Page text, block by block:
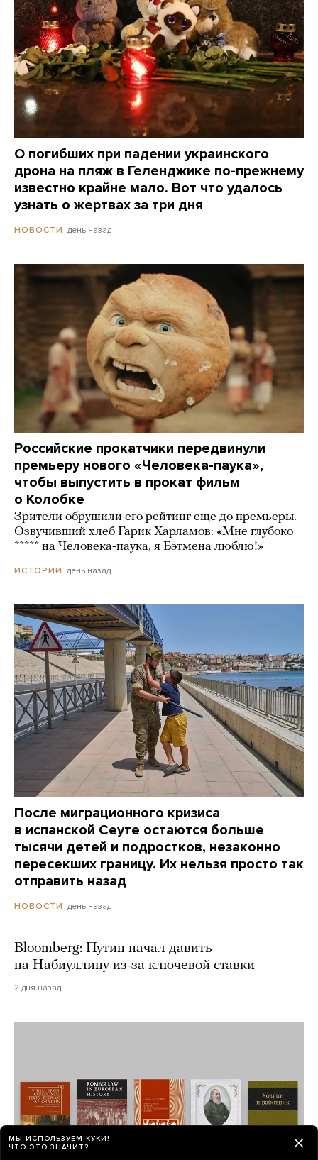
О погибших при падении украинского
дрона на пляж в Геленджике по-прежнему
известно крайне мало. Вот что удалось
узнать о жертвах за три дня
НОВОСТИ день назад
Российские прокатчики передвинули
премьеру нового «Человека-паука»,
чтобы выпустить в прокат фильм
о Колобке
Зрители обрушили его рейтинг еще до премьеры.
Озвучивший хлеб Гарик Харламов: «Мне глубоко
***** на Человека-паука, я Бэтмена люблю!»
ИСТОРИИ день назад
После миграционного кризиса
в испанской Сеуте остаются больше
тысячи детей и подростков, незаконно
пересекших границу. Их нельзя просто так
отправить назад
НОВОСТИ день назад
Bloomberg: Путин начал давить
на Набиуллину из-за ключевой ставки
2 дня назад
МЫ ИСПОЛЬЗУЕМ КУКИ!
ЧТО ЭТО ЗНАЧИТ?